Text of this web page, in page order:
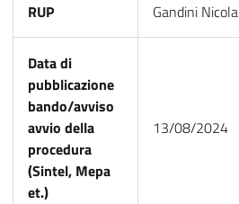
RUP Gandini Nicola
Data di
pubblicazione
bando/avviso
avvio della
procedura
(Sintel, Mepa
et.)
13/08/2024